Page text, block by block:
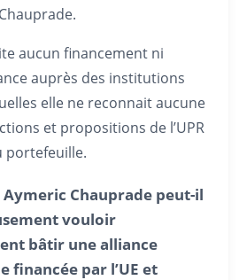
aucun financement ni
auprès des institutions
elle ne reconnait aucune
et propositions de l’UPR
portefeuille.
Aymeric Chauprade peut-il
vouloir
bâtir une alliance
financée par l’UE et